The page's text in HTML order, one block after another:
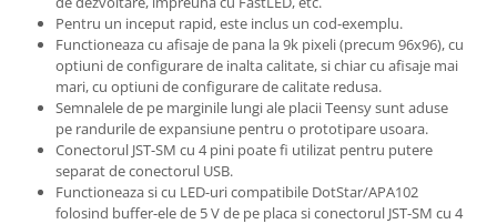
Organizator de chei Wunderkey
Constructor foto Mozabrick &
Qbrix
Puzzle lemn Cluebox
Jocuri de societate
Mecanice
3D Printer & CNC
Pentru un inceput rapid, este inclus un cod-exemplu.
Functioneaza cu afisaje de pana la 9k pixeli (precum 96x96), cu
optiuni de configurare de inalta calitate, si chiar cu afisaje mai
mari, cu optiuni de configurare de calitate redusa.
Semnalele de pe marginile lungi ale placii Teensy sunt aduse
pe randurile de expansiune pentru o prototipare usoara.
Conectorul JST-SM cu 4 pini poate fi utilizat pentru putere
separat de conectorul USB.
Functioneaza si cu LED-uri compatibile DotStar/APA102
folosind buffer-ele de 5 V de pe placa si conectorul JST-SM cu 4